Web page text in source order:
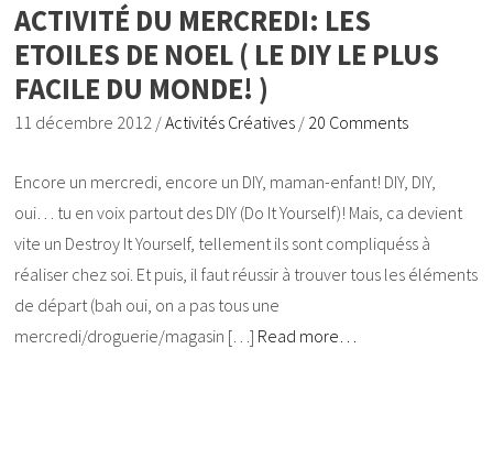
ACTIVITÉ DU MERCREDI: LES
ETOILES DE NOEL ( LE DIY LE PLUS
FACILE DU MONDE! )
11 décembre 2012 /Activités Créatives / 20 Comments
Encore un mercredi, encore un DIY, maman-enfant! DIY, DIY,
oui… tu en voix partout des DIY (Do It Yourself)! Mais, ca devient
vite un Destroy It Yourself, tellement ils sont compliquéss à
réaliser chez soi. Et puis, il faut réussir à trouver tous les éléments
de départ (bah oui, on a pas tous une
mercredi/droguerie/magasin […] Read more…